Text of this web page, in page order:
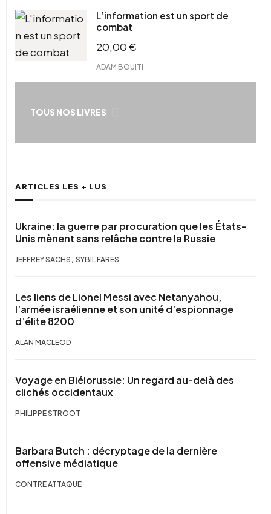
L’information est un sport de
combat
20,00€
ADAM BOUITI
TOUS NOS LIVRES
ARTICLES LES + LUS
Ukraine: la guerre par procuration que les États-
Unis mènent sans relâche contre la Russie
JEFFREY SACHS , SYBIL FARES
Les liens de Lionel Messi avec Netanyahou,
l’armée israélienne et son unité d’espionnage
d’élite 8200
ALAN MACLEOD
Voyage en Biélorussie: Un regard au-delà des
clichés occidentaux
PHILIPPE STROOT
Barbara Butch : décryptage de la dernière
offensive médiatique
CONTRE ATTAQUE